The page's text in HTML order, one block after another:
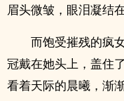
眉头微皱，眼泪凝结
而饱受摧残的疯
冠戴在她头上，盖住
看着天际的晨曦，渐